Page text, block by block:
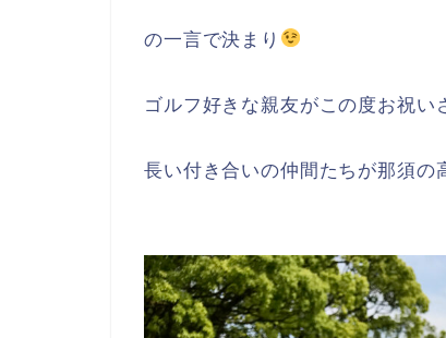
の一言で決まり
ゴルフ好きな親友がこの度お祝い
長い付き合いの仲間たちが那須の